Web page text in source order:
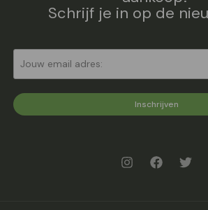
Schrijf je in op de
Inschrijven